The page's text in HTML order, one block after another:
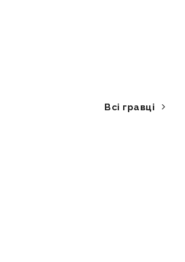
Всі гравці